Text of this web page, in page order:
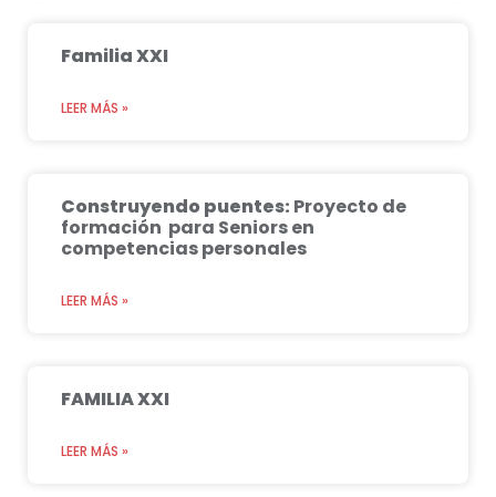
Familia XXI
LEER MÁS »
Construyendo puentes: Proyecto de
formación para Seniors en
competencias personales
LEER MÁS »
FAMILIA XXI
LEER MÁS »